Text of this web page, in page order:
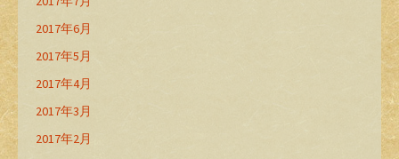
2017年6月
2017年5月
2017年4月
2017年3月
2017年2月